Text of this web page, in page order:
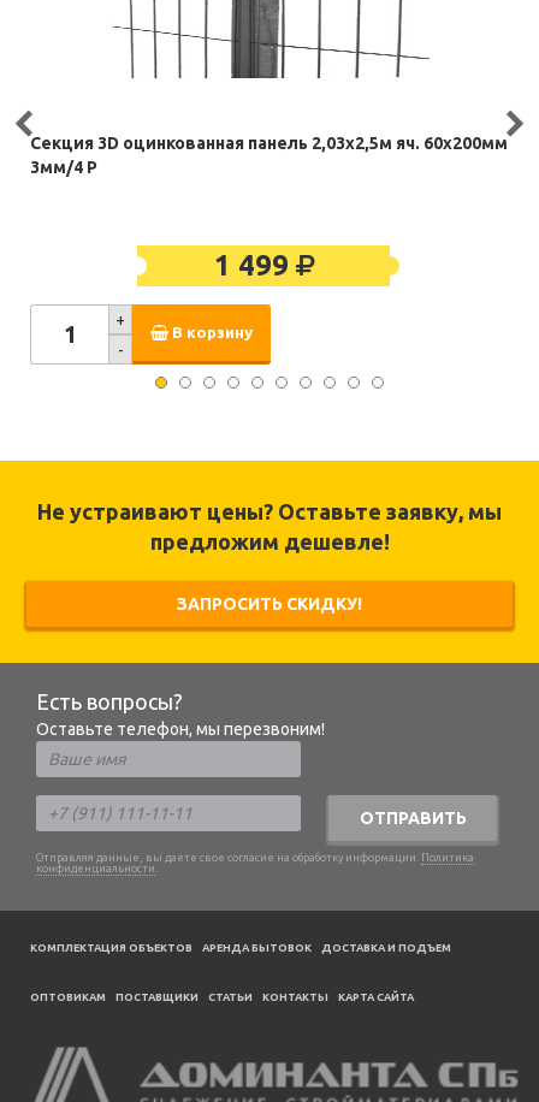
Секция 3D оцинкованная панель 2,03х2,5м яч. 60х200мм
3мм/4 Р
1 499
+
-
В корзину
Не устраивают цены? Оставьте заявку, мы
предложим дешевле!
ЗАПРОСИТЬ СКИДКУ!
Есть вопросы?
Оставьте телефон, мы перезвоним!
ОТПРАВИТЬ
Отправляя данные, вы даете свое согласие на обработку информации. Политика
конфиденциальности .
КОМПЛЕКТАЦИЯ ОБЪЕКТОВ АРЕНДА БЫТОВОК ДОСТАВКА И ПОДЪЕМ
ОПТОВИКАМ ПОСТАВЩИКИ CТАТЬИ КОНТАКТЫ КАРТА САЙТА